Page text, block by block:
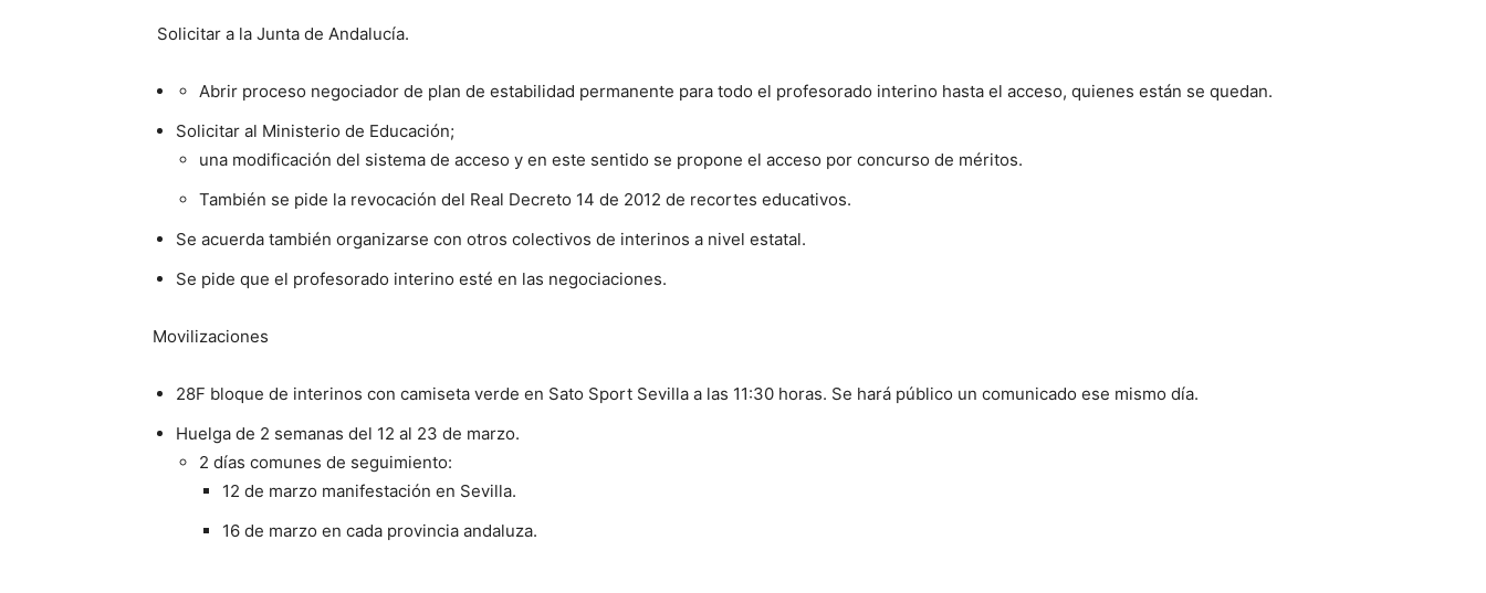
Solicitar a la Junta de Andalucía.
Abrir proceso negociador de plan de estabilidad permanente para todo el profesorado interino hasta el acceso, quienes están se quedan.
Solicitar al Ministerio de Educación;
una modificación del sistema de acceso y en este sentido se propone el acceso por concurso de méritos.
También se pide la revocación del Real Decreto 14 de 2012 de recortes educativos.
Se acuerda también organizarse con otros colectivos de interinos a nivel estatal.
Se pide que el profesorado interino esté en las negociaciones.
Movilizaciones
28F bloque de interinos con camiseta verde en Sato Sport Sevilla a las 11:30 horas. Se hará público un comunicado ese mismo día.
Huelga de 2 semanas del 12 al 23 de marzo.
2 días comunes de seguimiento:
12 de marzo manifestación en Sevilla.
16 de marzo en cada provincia andaluza.